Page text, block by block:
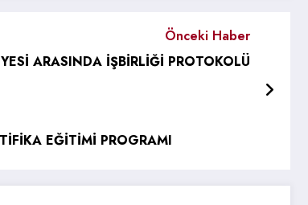
Önceki Haber
ARASINDA İŞBİRLİĞİ PROTOKOLÜ
EĞİTİMİ PROGRAMI